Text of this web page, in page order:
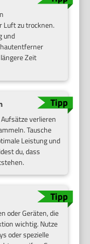
Luft zu trocknen.
und
Zeit
verlieren
Tausche
Leistung und
du, dass
oder Geräten, die
wichtig. Nutze
oder spezielle